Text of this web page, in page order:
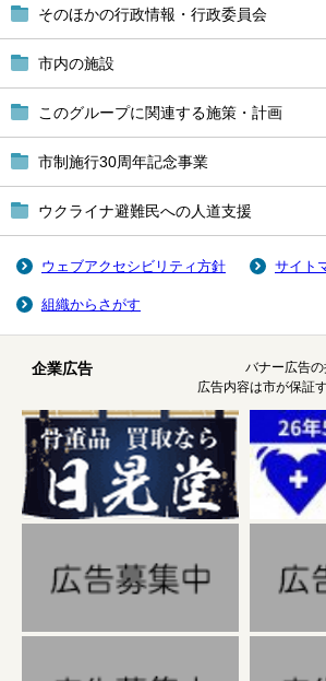
そのほかの行政情報・行政委員会
市内の施設
このグループに関連する施策・計画
市制施行30周年記念事業
ウクライナ避難民への人道支援
ウェブアクセシビリティ方針 サイト
組織からさがす
企業広告
バナー広告
広告内容は市が保証